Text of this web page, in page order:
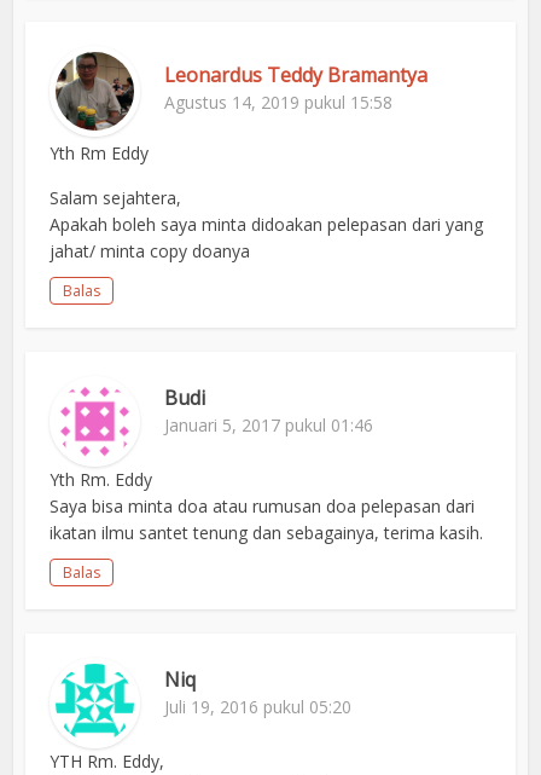
Leonardus Teddy Bramantya
Agustus 14, 2019 pukul 15:58
Yth Rm Eddy
Salam sejahtera,
Apakah boleh saya minta didoakan pelepasan dari yang
jahat/ minta copy doanya
Balas
Budi
Januari 5, 2017 pukul 01:46
Yth Rm. Eddy
Saya bisa minta doa atau rumusan doa pelepasan dari
ikatan ilmu santet tenung dan sebagainya, terima kasih.
Balas
Niq
Juli 19, 2016 pukul 05:20
YTH Rm. Eddy,